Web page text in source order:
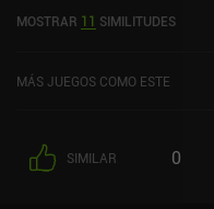
corren hacia nosotros y
juego, desbloqueamos
camino hacia el enemigo,
de obstáculos.El juego se
MOSTRAR 11 SIMILITUDES
MÁS JUEGOS COMO ESTE
SIMILAR 0